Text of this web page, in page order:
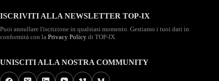
ISCRIVITI ALLA NEWSLETTER TOP-IX
Puoi annullare l'iscrizione in qualsiasi momento. Gestiamo i tuoi dati in
conformità con la Privacy Policy di TOP-IX.
UNISCITI ALLA NOSTRA COMMUNITY